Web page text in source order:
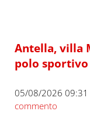
Antella, villa
polo sportivo
05/08/2026 09:31
commento